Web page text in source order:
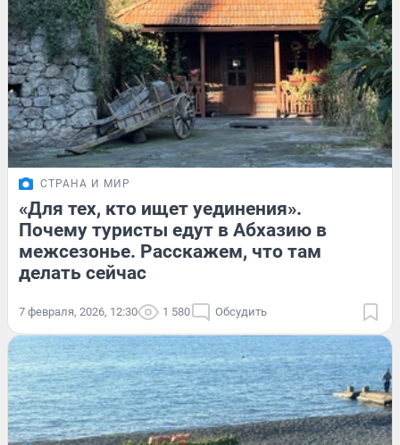
СТРАНА И МИР
«Для тех, кто ищет уединения».
Почему туристы едут в Абхазию в
межсезонье. Расскажем, что там
делать сейчас
7 февраля, 2026, 12:30 1 580 Обсудить